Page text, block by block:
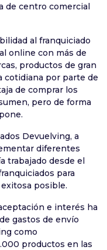
de centro comercial
al franquiciado
online con más de
productos de gran
cotidiana por parte de
de comprar los
pero de forma
Devuelving, a
diferentes
trabajado desde el
para
posible.
e interés ha
gastos de envío
como
productos en las